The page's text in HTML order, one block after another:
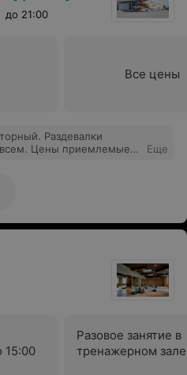
до 21:00
Все цены
Раздевалки
Цены приемлемые!
и можно сходить
сауну!
Еще
15:00
Разовое занятие в
тренажерном зале